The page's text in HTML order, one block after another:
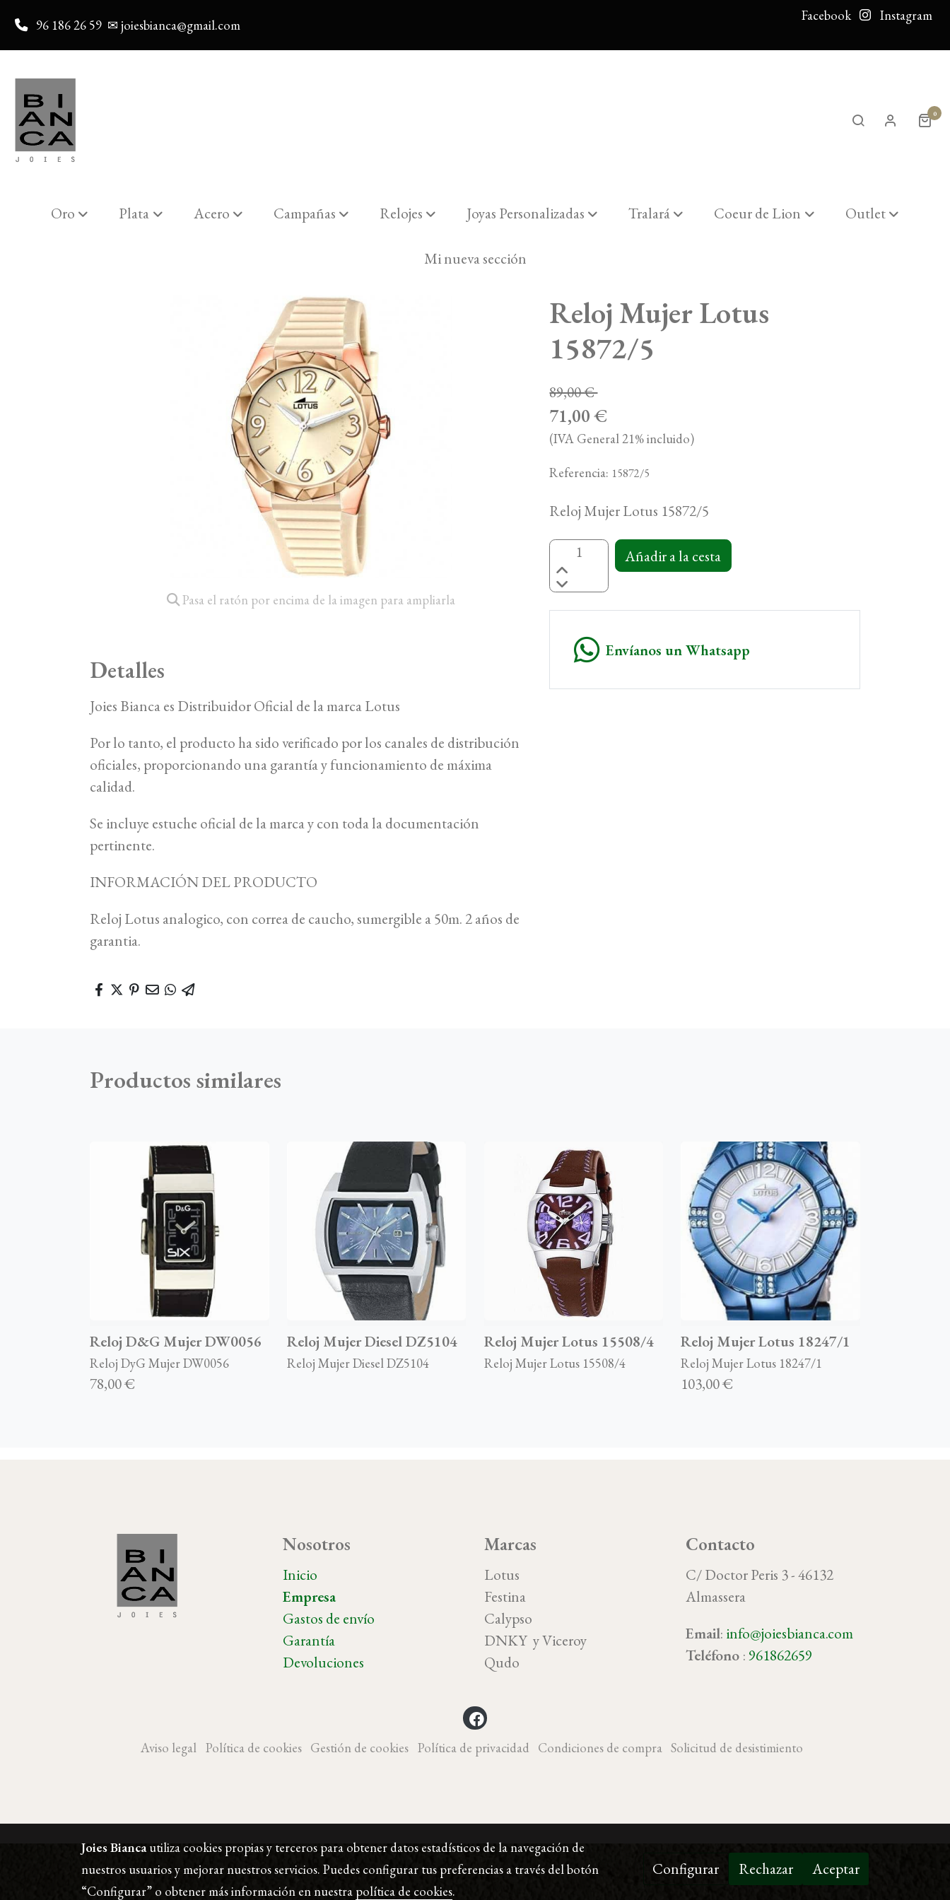
96 186 26 59 ✉ joiesbianca@gmail.com
Facebook Instagram
0
Oro Plata Acero Campañas Relojes Joyas Personalizadas Tralará Coeur de Lion Outlet
Mi nueva sección
Pasa el ratón por encima de la imagen para ampliarla
Detalles
Joies Bianca es Distribuidor Oficial de la marca Lotus
Por lo tanto, el producto ha sido verificado por los canales de distribución
oficiales, proporcionando una garantía y funcionamiento de máxima
calidad.
Se incluye estuche oficial de la marca y con toda la documentación
pertinente.
INFORMACIÓN DEL PRODUCTO
Reloj Lotus analogico, con correa de caucho, sumergible a 50m. 2 años de
garantia.
Reloj Mujer Lotus
15872/5
89,00 €
71,00 €
(IVA General 21% incluido)
Referencia: 15872/5
Reloj Mujer Lotus 15872/5
Añadir a la cesta
Envíanos un Whatsapp
Productos similares
Reloj D&G Mujer DW0056
Reloj DyG Mujer DW0056
78,00 €
Reloj Mujer Diesel DZ5104
Reloj Mujer Diesel DZ5104
Reloj Mujer Lotus 15508/4
Reloj Mujer Lotus 15508/4
Reloj Mujer Lotus 18247/1
Reloj Mujer Lotus 18247/1
103,00 €
Nosotros
Inicio
Empresa
Gastos de envío
Garantía
Devoluciones
Marcas
Lotus
Festina
Calypso
DNKY y Viceroy
Qudo
Contacto
C/ Doctor Peris 3 - 46132
Almassera
Email: info@joiesbianca.com
Teléfono :961862659
Aviso legal Política de cookies Gestión de cookies Política de privacidad Condiciones de compra Solicitud de desistimiento
Joies Biancautiliza cookies propias y terceros para obtener datos estadísticos de la navegación de
nuestros usuarios y mejorar nuestros servicios. Puedes configurar tus preferencias a través del botón
“Configurar” o obtener más información en nuestra política de cookies.
Configurar Rechazar Aceptar